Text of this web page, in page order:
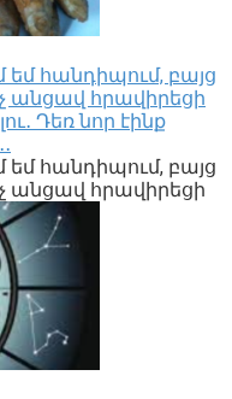
եմ հանդիպում, բայց
անցավ հրավիրեցի
Դեռ նոր էինք
եմ հանդիպում, բայց
անցավ հրավիրեցի